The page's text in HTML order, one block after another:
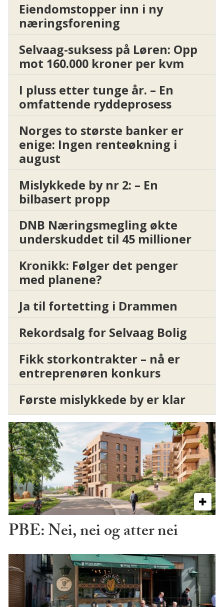
Eiendomstopper inn i ny
næringsforening
Selvaag-suksess på Løren: Opp
mot 160.000 kroner per kvm
I pluss etter tunge år. – En
omfattende ryddeprosess
Norges to største banker er
enige: Ingen renteøkning i
august
Mislykkede by nr 2: – En
bilbasert propp
DNB Næringsmegling økte
underskuddet til 45 millioner
Kronikk: Følger det penger
med planene?
Ja til fortetting i Drammen
Rekordsalg for Selvaag Bolig
Fikk storkontrakter – nå er
entreprenøren konkurs
Første mislykkede by er klar
PBE: Nei, nei og atter nei